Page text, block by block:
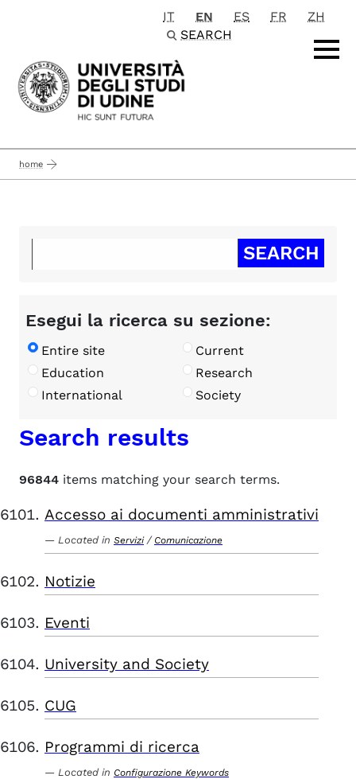
Passa al contenuto principale
IT EN ES FR
ZH
SEARCH
home
Esegui la ricerca su sezione:
Entire site
Current
Education
Research
International
Society
Search results
96844 items matching your search terms.
Accesso ai documenti amministrativi
Located in Servizi / Comunicazione
Notizie
Eventi
University and Society
CUG
Programmi di ricerca
Located in Configurazione Keywords